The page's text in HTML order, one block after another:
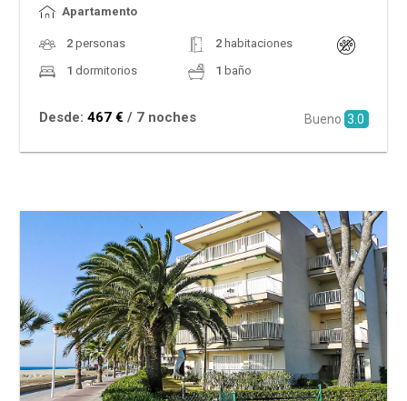
Apartamento
2personas 2habitaciones
1 dormitorios 1 baño
Desde: 467 € / 7 noches Bueno 3.0